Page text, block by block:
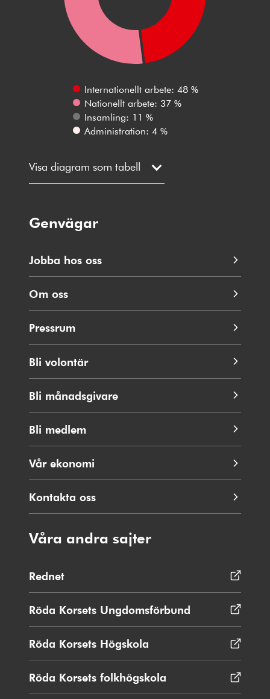
Internationellt arbete: 48 %
Nationellt arbete: 37 %
Insamling: 11 %
Administration: 4 %
Visa diagram som tabell
Genvägar
Jobba hos oss
Om oss
Pressrum
Bli volontär
Bli månadsgivare
Bli medlem
Vår ekonomi
Kontakta oss
Våra andra sajter
Rednet
i
nytt
fönster
Röda Korsets Ungdomsförbund Öppnas
i
Röda Korsets Högskola
i
nytt
fönster
Röda Korsets folkhögskola
i